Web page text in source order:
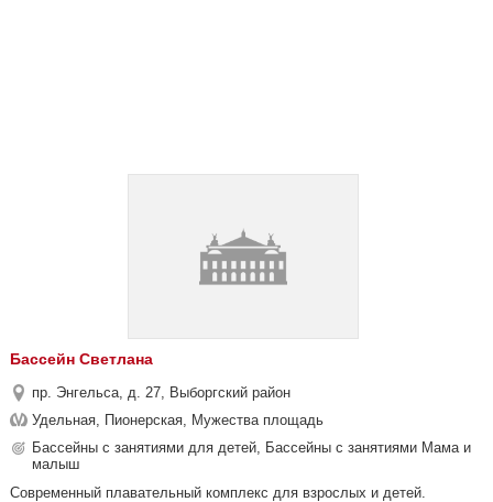
Бассейн Светлана
пр. Энгельса, д. 27, Выборгский район
Удельная, Пионерская, Мужества площадь
Бассейны с занятиями для детей, Бассейны с занятиями Мама и
малыш
Современный плавательный комплекс для взрослых и детей.